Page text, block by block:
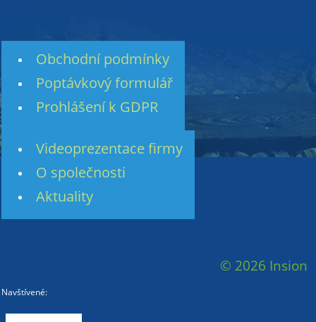
Obchodní podmínky
Poptávkový formulář
Prohlášení k GDPR
Videoprezentace firmy
O společnosti
Aktuality
© 2026 Insion
Navštívené: